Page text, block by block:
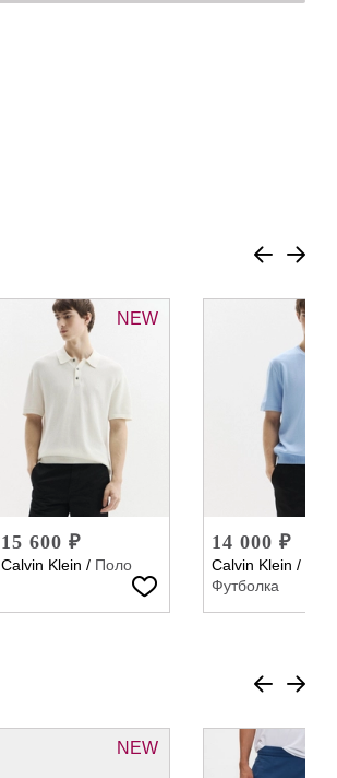
NEW
15 600 ₽
Calvin Klein / Поло
14 000 ₽
Calvin Klein /
Футболка
NEW